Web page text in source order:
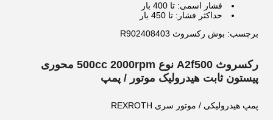
فشار اسمی: تا 400 بار
حداکثر فشار: تا 450 بار
برچسب: بوش رکسروث R902408403
رکسروث A2f500 نوع 500cc 2000rpm محوری
پیستون ثابت هیدرولیک موتور / پمپ
پمپ هیدرولیکی / موتور سری REXROTH